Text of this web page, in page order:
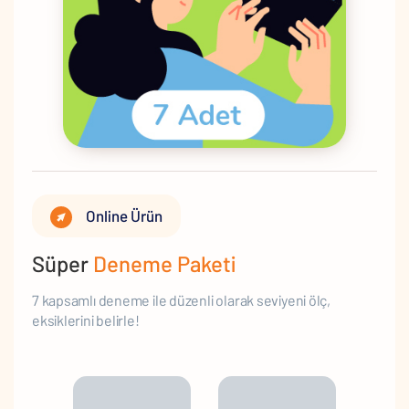
Online Ürün
Süper Deneme Paketi
7 kapsamlı deneme ile düzenli olarak seviyeni ölç,
eksiklerini belirle!